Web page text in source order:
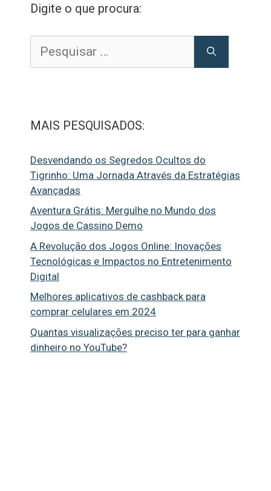
Digite o que procura:
por:
MAIS PESQUISADOS:
Desvendando os Segredos Ocultos do
Tigrinho: Uma Jornada Através da Estratégias
Avançadas
Aventura Grátis: Mergulhe no Mundo dos
Jogos de Cassino Demo
A Revolução dos Jogos Online: Inovações
Tecnológicas e Impactos no Entretenimento
Digital
Melhores aplicativos de cashback para
comprar celulares em 2024
Quantas visualizações preciso ter para ganhar
dinheiro no YouTube?